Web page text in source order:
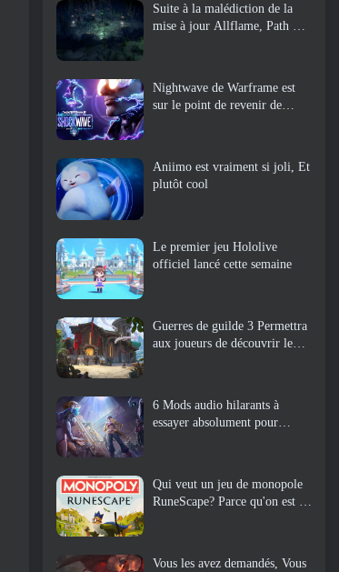
Suite à la malédiction de la
mise à jour Allflame, Path Of
Nightwave de Warframe est
sur le point de revenir de
Aniimo est vraiment si joli, Et
plutôt cool
Le premier jeu Hololive
officiel lancé cette semaine
Guerres de guilde 3 Permettra
aux joueurs de découvrir le
6 Mods audio hilarants à
essayer absolument pour
Qui veut un jeu de monopole
RuneScape? Parce qu'on est en
Vous les avez demandés, Vous